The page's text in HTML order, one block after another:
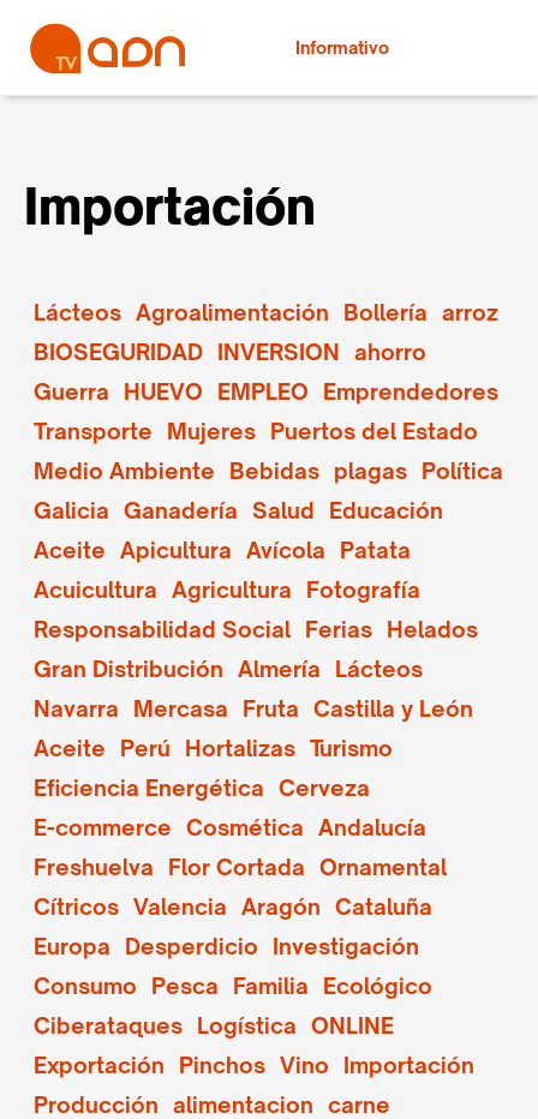
Informativo
Importación
Lácteos Agroalimentación Bollería arroz
BIOSEGURIDAD INVERSION ahorro
Guerra
HUEVO EMPLEO
Emprendedores
Transporte
Mujeres Puertos del Estado
Medio Ambiente
Bebidas plagas Política
Galicia Ganadería Salud
Educación
Aceite Apicultura Avícola
Patata
Acuicultura Agricultura
Fotografía
Responsabilidad Social Ferias Helados
Gran Distribución Almería
Lácteos
Navarra
Mercasa Fruta Castilla y León
Aceite
Perú Hortalizas Turismo
Eficiencia Energética Cerveza
E-commerce Cosmética Andalucía
Freshuelva
Flor Cortada Ornamental
Cítricos Valencia Aragón Cataluña
Europa
Desperdicio
Investigación
Consumo
Pesca Familia
Ecológico
Ciberataques Logística ONLINE
Exportación
Pinchos Vino
Importación
Producción alimentacion carne